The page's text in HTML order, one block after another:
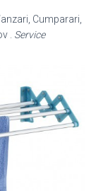
Cumparari,
. Service